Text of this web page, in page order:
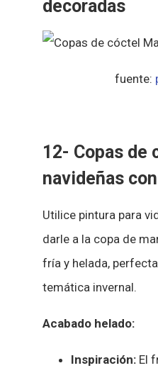
decoradas
fuente:
12- Copas de
navideñas
Utilice pintura para
darle a la copa de
fría y helada,
temática invernal.
Acabado helado:
Inspiración: El